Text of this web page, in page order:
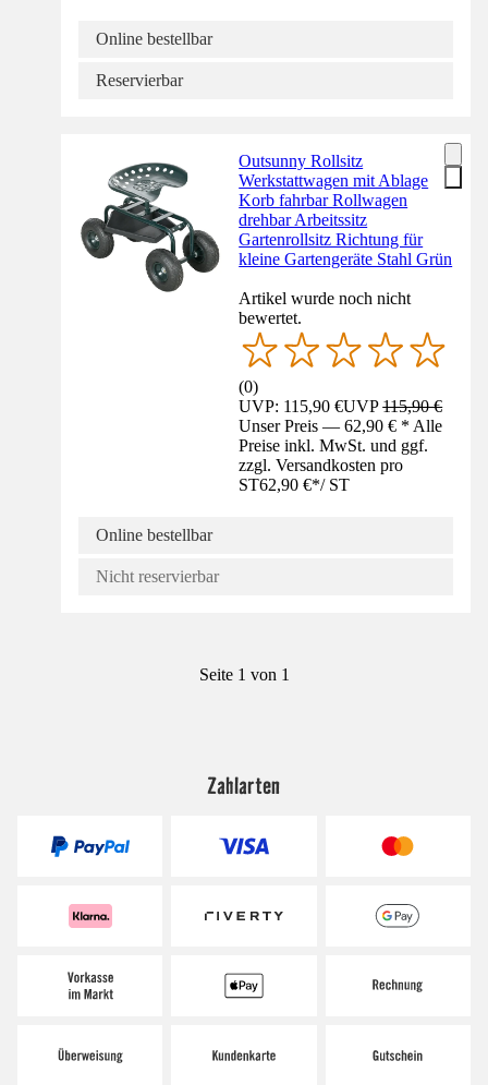
Online bestellbar
Reservierbar
Outsunny Rollsitz
Werkstattwagen mit Ablage
Korb fahrbar Rollwagen
drehbar Arbeitssitz
Gartenrollsitz Richtung für
kleine Gartengeräte Stahl Grün
Artikel wurde noch nicht
bewertet.
(0)
UVP: 115,90 €UVP115,90 €
Unser Preis — 62,90 € * Alle
Preise inkl. MwSt. und ggf.
zzgl. Versandkosten pro
ST62,90 €*/ ST
Online bestellbar
Nicht reservierbar
Seite 1 von 1
Zahlarten